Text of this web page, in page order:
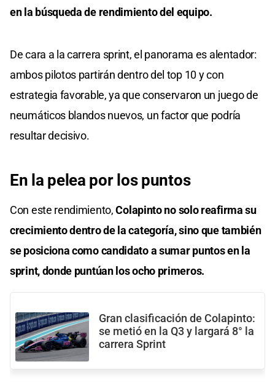
en la búsqueda de rendimiento del equipo.
De cara a la carrera sprint, el panorama es alentador:
ambos pilotos partirán dentro del top 10 y con
estrategia favorable, ya que conservaron un juego de
neumáticos blandos nuevos, un factor que podría
resultar decisivo.
En la pelea por los puntos
Con este rendimiento,Colapinto no solo reafirma su
crecimiento dentro de la categoría, sino que también
se posiciona como candidato a sumar puntos en la
sprint, donde puntúan los ocho primeros.
Gran clasificación de Colapinto:
se metió en la Q3 y largará 8° la
carrera Sprint